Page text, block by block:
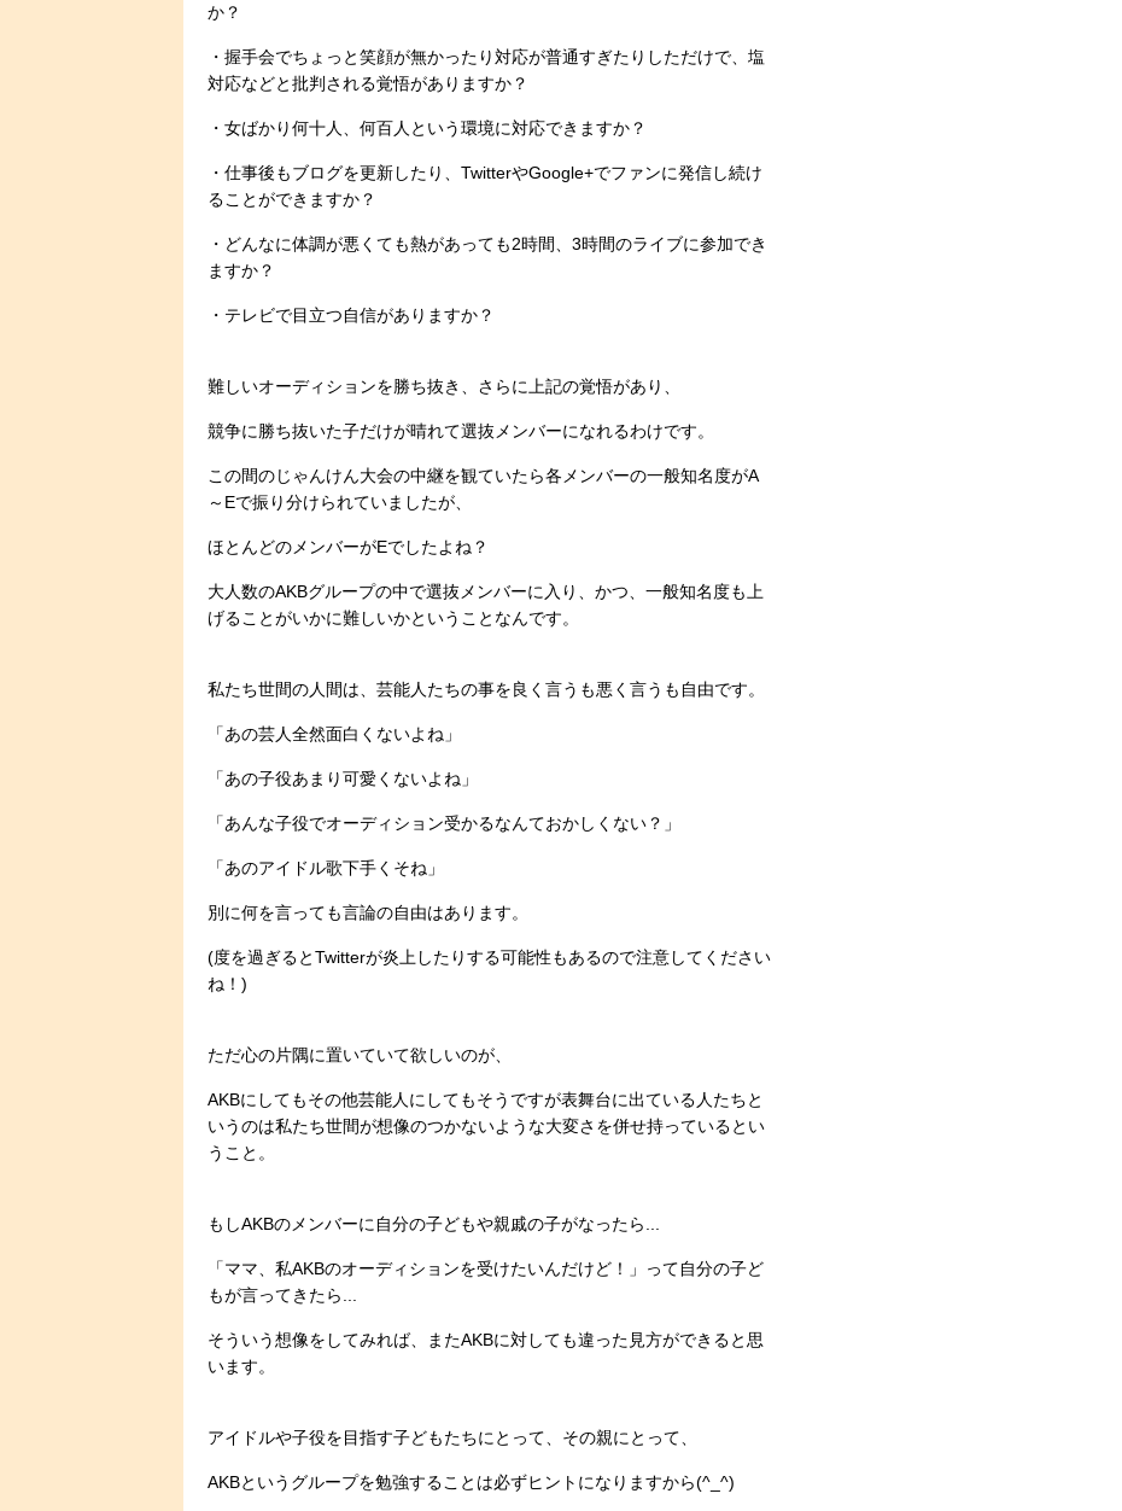
か？
・握手会でちょっと笑顔が無かったり対応が普通すぎたりしただけで、塩
対応などと批判される覚悟がありますか？
・女ばかり何十人、何百人という環境に対応できますか？
・仕事後もブログを更新したり、TwitterやGoogle+でファンに発信し続け
ることができますか？
・どんなに体調が悪くても熱があっても2時間、3時間のライブに参加でき
ますか？
・テレビで目立つ自信がありますか？
難しいオーディションを勝ち抜き、さらに上記の覚悟があり、
競争に勝ち抜いた子だけが晴れて選抜メンバーになれるわけです。
この間のじゃんけん大会の中継を観ていたら各メンバーの一般知名度がA
～Eで振り分けられていましたが、
ほとんどのメンバーがEでしたよね？
大人数のAKBグループの中で選抜メンバーに入り、かつ、一般知名度も上
げることがいかに難しいかということなんです。
私たち世間の人間は、芸能人たちの事を良く言うも悪く言うも自由です。
「あの芸人全然面白くないよね」
「あの子役あまり可愛くないよね」
「あんな子役でオーディション受かるなんておかしくない？」
「あのアイドル歌下手くそね」
別に何を言っても言論の自由はあります。
(度を過ぎるとTwitterが炎上したりする可能性もあるので注意してください
ね！)
ただ心の片隅に置いていて欲しいのが、
AKBにしてもその他芸能人にしてもそうですが表舞台に出ている人たちと
いうのは私たち世間が想像のつかないような大変さを併せ持っているとい
うこと。
もしAKBのメンバーに自分の子どもや親戚の子がなったら...
「ママ、私AKBのオーディションを受けたいんだけど！」って自分の子ど
もが言ってきたら...
そういう想像をしてみれば、またAKBに対しても違った見方ができると思
います。
アイドルや子役を目指す子どもたちにとって、その親にとって、
AKBというグループを勉強することは必ずヒントになりますから(^_^)